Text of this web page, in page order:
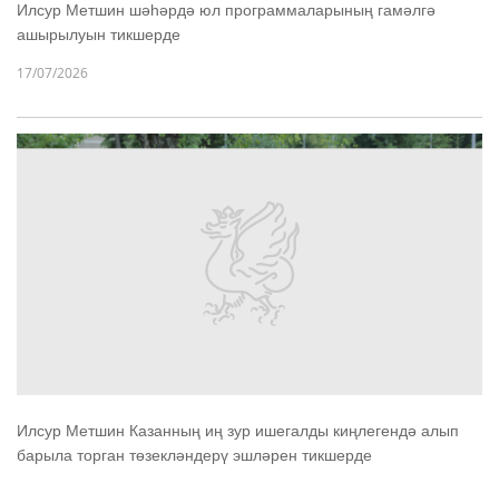
Илсур Метшин шәһәрдә юл программаларының гамәлгә
ашырылуын тикшерде
17/07/2026
Илсур Метшин Казанның иң зур ишегалды киңлегендә алып
барыла торган төзекләндерү эшләрен тикшерде